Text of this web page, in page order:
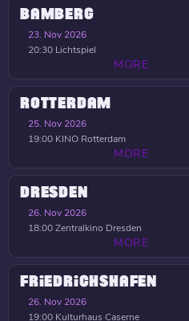
BAMBERG
23. Nov 2026
20:30 Lichtspiel
MORE
ROTTERDAM
25. Nov 2026
19:00 KINO Rotterdam
MORE
DRESDEN
26. Nov 2026
18:00Zentralkino Dresden
MORE
FRIEDRICHSHAFEN
26. Nov 2026
19:00 Kulturhaus Caserne